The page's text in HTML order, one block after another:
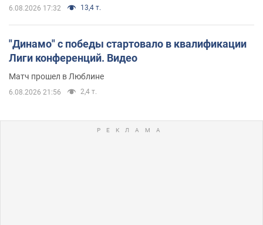
6.08.2026 17:32 13,4 т.
"Динамо" с победы стартовало в квалификации
Лиги конференций. Видео
Матч прошел в Люблине
6.08.2026 21:56 2,4 т.